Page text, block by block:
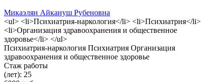
Микаэлян Айкануш Рубеновна
<ul> <li>Психиатрия-наркология</li> <li>Психиатрия</li>
<li>Организация здравоохранения и общественное
здоровье</li> </ul>
Психиатрия-наркология Психиатрия Организация
здравоохранения и общественное здоровье
Стаж работы
(лет): 25